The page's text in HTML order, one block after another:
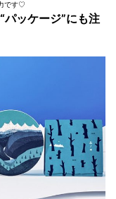
です♡
パッケージ”にも注